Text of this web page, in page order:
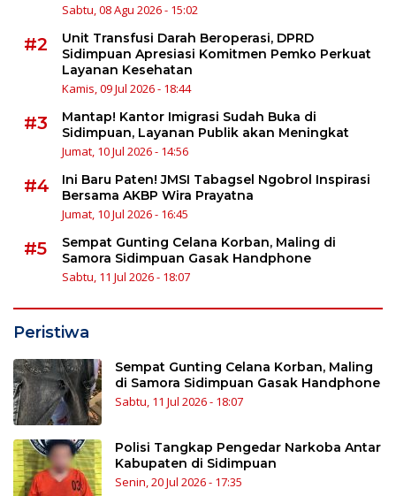
Sabtu, 08 Agu 2026 - 15:02
#2
Unit Transfusi Darah Beroperasi, DPRD
Sidimpuan Apresiasi Komitmen Pemko Perkuat
Layanan Kesehatan
Kamis, 09 Jul 2026 - 18:44
#3
Mantap! Kantor Imigrasi Sudah Buka di
Sidimpuan, Layanan Publik akan Meningkat
Jumat, 10 Jul 2026 - 14:56
#4
Ini Baru Paten! JMSI Tabagsel Ngobrol Inspirasi
Bersama AKBP Wira Prayatna
Jumat, 10 Jul 2026 - 16:45
#5
Sempat Gunting Celana Korban, Maling di
Samora Sidimpuan Gasak Handphone
Sabtu, 11 Jul 2026 - 18:07
Peristiwa
Sempat Gunting Celana Korban, Maling
di Samora Sidimpuan Gasak Handphone
Sabtu, 11 Jul 2026 - 18:07
Polisi Tangkap Pengedar Narkoba Antar
Kabupaten di Sidimpuan
Senin, 20 Jul 2026 - 17:35